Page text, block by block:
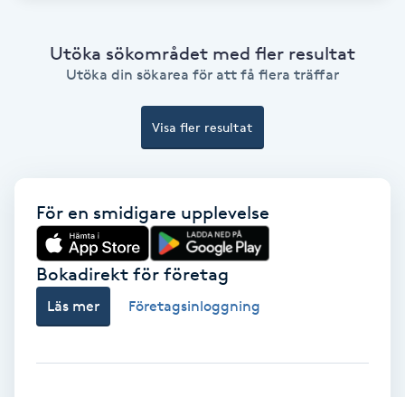
Eyeliner-tatuering
Fet hårbotten
Fettreducering
Fibromassage
Utöka sökområdet med fler resultat
Utöka din sökarea för att få flera träffar
Visa fler resultat
För en smidigare upplevelse
Bokadirekt för företag
Läs mer Företagsinloggning